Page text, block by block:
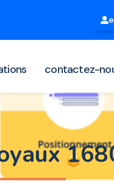
contactez-